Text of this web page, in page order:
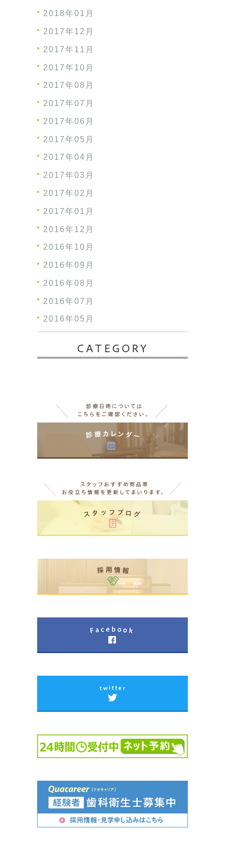
2018年01月
2017年12月
2017年11月
2017年10月
2017年08月
2017年07月
2017年06月
2017年05月
2017年04月
2017年03月
2017年02月
2017年01月
2016年12月
2016年10月
2016年09月
2016年08月
2016年07月
2016年05月
CATEGORY